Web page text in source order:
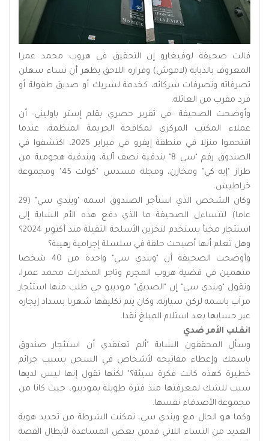
قالت صحيفة لوفيغارو إن التحقيق في هروب محمد عمرا
المعروف بالذبابة (لاموش) وفراره اللاحق يظهر أن نساء سهلن
تصرفاته وتصرفات شركائه، كخدمة لشريك أو صديق طفولة أو
فرد مقرب من العائلة.
وأوضحت الصحيفة -في تقرير حصري بقلم إستر باوليني- أن
عملاء المكتب المركزي لمكافحة الجريمة المنظمة، عندما
اقتحموا منزلا في منطقة إيفرو في فبراير 2025، اكتشفوا في
الصندوق رقم "سي 8" بندقية نصف آلية، وبندقية هجومية من
طراز "إيه كي" ومخازن، ومجلة مسدس "كولت 45" ومجموعة
خراطيش.
وكان الشخص الذي استأجر الصندوق اسمه "ويندي سي" (29
عاما) لتتساءل الصحيفة ما الذي دفع هذه الأم الشابة إلى
استئجار مخبأ يستخدم لتخزين الأسلحة الثقيلة منذ أكتوبر 2024؟
وهل تعلم أنها أصبحت حلقة في سلسلة إجرامية رهيبة؟
وأوضحت الصحيفة أن "ويندي سي" واحدة من 40 شخصا
متهمين في قضية هروب المجرم وتاجر المخدرات محمد عمرا،
وتقول "ويندي سي" إن "الصديق" موديبو جي طلب منها استئجار
مرآب باسمه لركن سيارته، وكان يتم تكليفها شهريا بسداد إيجاره
عبر حسابها بعد استلام المبلغ نقدا.
انقلب الأمر ضدي
وسأل المحققون الشابة "ألم تعتقدي أن استئجار صندوق
باسمك وإعطاء مفاتيحه لأشخاص في السجن بسبب جرائم
خطيرة كهذه كانت فكرة سيئة؟" لكنها تقول إنها ليس لديها
سبب للشك لمعرفتها منذ فترة طويلة بموديبو، حيث كانا من
مجموعة الأصدقاء نفسها.
وكما هو الحال مع ويندي سي، تمكنت الشرطة من تحديد هوية
العديد من النساء اللاتي قدمن بعض المساعدة لأبطال القصة